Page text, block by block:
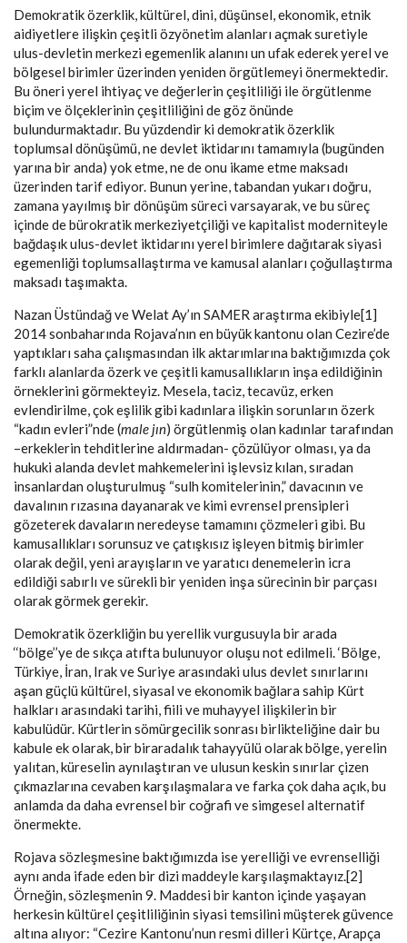
Demokratik özerklik, kültürel, dini, düşünsel, ekonomik, etnik
aidiyetlere ilişkin çeşitli özyönetim alanları açmak suretiyle
ulus-devletin merkezi egemenlik alanını un ufak ederek yerel ve
bölgesel birimler üzerinden yeniden örgütlemeyi önermektedir.
Bu öneri yerel ihtiyaç ve değerlerin çeşitliliği ile örgütlenme
biçim ve ölçeklerinin çeşitliliğini de göz önünde
bulundurmaktadır. Bu yüzdendir ki demokratik özerklik
toplumsal dönüşümü, ne devlet iktidarını tamamıyla (bugünden
yarına bir anda) yok etme, ne de onu ikame etme maksadı
üzerinden tarif ediyor. Bunun yerine, tabandan yukarı doğru,
zamana yayılmış bir dönüşüm süreci varsayarak, ve bu süreç
içinde de bürokratik merkeziyetçiliği ve kapitalist moderniteyle
bağdaşık ulus-devlet iktidarını yerel birimlere dağıtarak siyasi
egemenliği toplumsallaştırma ve kamusal alanları çoğullaştırma
maksadı taşımakta.
Nazan Üstündağ ve Welat Ay’ın SAMER araştırma ekibiyle[1]
2014 sonbaharında Rojava’nın en büyük kantonu olan Cezire’de
yaptıkları saha çalışmasından ilk aktarımlarına baktığımızda çok
farklı alanlarda özerk ve çeşitli kamusallıkların inşa edildiğinin
örneklerini görmekteyiz. Mesela, taciz, tecavüz, erken
evlendirilme, çok eşlilik gibi kadınlara ilişkin sorunların özerk
“kadın evleri”nde (male jın) örgütlenmiş olan kadınlar tarafından
–erkeklerin tehditlerine aldırmadan- çözülüyor olması, ya da
hukuki alanda devlet mahkemelerini işlevsiz kılan, sıradan
insanlardan oluşturulmuş “sulh komitelerinin,” davacının ve
davalının rızasına dayanarak ve kimi evrensel prensipleri
gözeterek davaların neredeyse tamamını çözmeleri gibi. Bu
kamusallıkları sorunsuz ve çatışkısız işleyen bitmiş birimler
olarak değil, yeni arayışların ve yaratıcı denemelerin icra
edildiği sabırlı ve sürekli bir yeniden inşa sürecinin bir parçası
olarak görmek gerekir.
Demokratik özerkliğin bu yerellik vurgusuyla bir arada
‘‘bölge’’ye de sıkça atıfta bulunuyor oluşu not edilmeli. ‘Bölge,
Türkiye, İran, Irak ve Suriye arasındaki ulus devlet sınırlarını
aşan güçlü kültürel, siyasal ve ekonomik bağlara sahip Kürt
halkları arasındaki tarihi, fiili ve muhayyel ilişkilerin bir
kabulüdür. Kürtlerin sömürgecilik sonrası birlikteliğine dair bu
kabule ek olarak, bir biraradalık tahayyülü olarak bölge, yerelin
yalıtan, küreselin aynılaştıran ve ulusun keskin sınırlar çizen
çıkmazlarına cevaben karşılaşmalara ve farka çok daha açık, bu
anlamda da daha evrensel bir coğrafi ve simgesel alternatif
önermekte.
Rojava sözleşmesine baktığımızda ise yerelliği ve evrenselliği
aynı anda ifade eden bir dizi maddeyle karşılaşmaktayız.[2]
Örneğin, sözleşmenin 9. Maddesi bir kanton içinde yaşayan
herkesin kültürel çeşitliliğinin siyasi temsilini müşterek güvence
altına alıyor: “Cezire Kantonu’nun resmi dilleri Kürtçe, Arapça